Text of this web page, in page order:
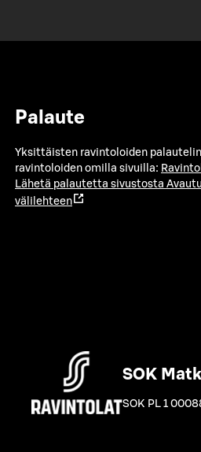
Palaute
Yksittäisten ravintoloiden
ravintoloiden omilla sivuilla:
Lähetä palautetta sivustosta
välilehteen
SOK
SOK PL 1